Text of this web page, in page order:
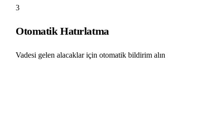
3
Otomatik Hatırlatma
Vadesi gelen alacaklar için otomatik bildirim alın